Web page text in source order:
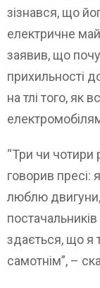
зізнався, що
електричне
заявив, що
прихильності
на тлі того, як
“Три чи чотири
говорив
люблю двигуни,
здається, що я
самотнім”, –